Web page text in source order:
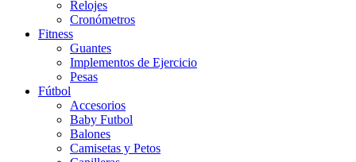
Relojes
Cronómetros
Fitness
Guantes
Implementos de Ejercicio
Pesas
Fútbol
Accesorios
Baby Futbol
Balones
Camisetas y Petos